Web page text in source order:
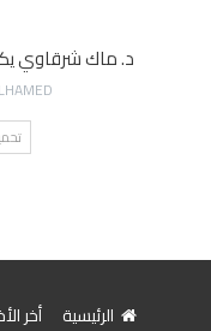
د. ماك شرقاوي
الرئيسية أخر